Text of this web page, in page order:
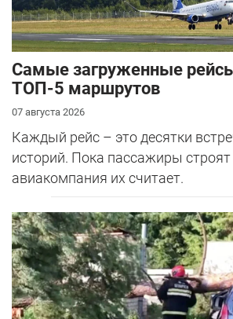
Самые загруженные
ТОП-5 маршрутов
07 августа 2026
Каждый рейс – это десятки
историй. Пока пассажиры
авиакомпания их считает.